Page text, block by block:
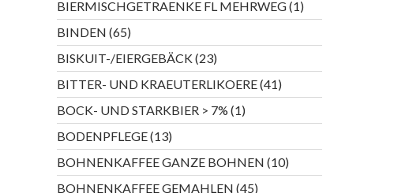
BIERMISCHGETRAENKE FL MEHRWEG 11
Produkt
BINDEN 6565
Produkte
BISKUIT-/EIERGEBÄCK 2323
Produkte
BITTER- UND KRAEUTERLIKOERE 4141
Produkte
BOCK- UND STARKBIER > 7% 11
Produkt
BODENPFLEGE 1313
Produkte
BOHNENKAFFEE GANZE BOHNEN 1010
Produkte
BOHNENKAFFEE GEMAHLEN 4545